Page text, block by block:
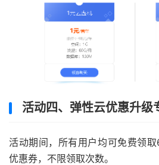
活动四、弹性云优惠升级
活动期间，所有用户均可免费领
优惠券，不限领取次数。